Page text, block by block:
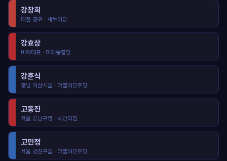
강창희
대전 중구 · 새누리당
강효상
비례대표 · 미래통합당
강훈식
충남 아산시을 · 더불어민주당
고동진
서울 강남구병 · 국민의힘
고민정
서울 광진구을 · 더불어민주당